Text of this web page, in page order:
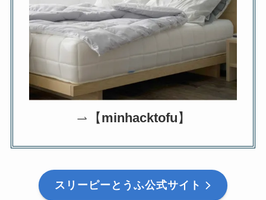
【 minhacktofu 】
スリーピーとうふ公式サイト